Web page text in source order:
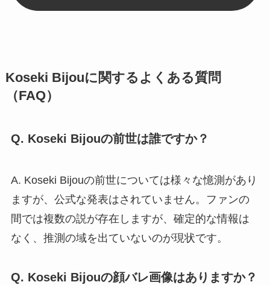
Koseki Bijouに関するよくある質問
（FAQ）
Q. Koseki Bijouの前世は誰ですか？
A. Koseki Bijouの前世については様々な憶測があり
ますが、公式な発表はされていません。ファンの
間では複数の説が存在しますが、確定的な情報は
なく、推測の域を出ていないのが現状です。
Q. Koseki Bijouの顔バレ画像はありますか？